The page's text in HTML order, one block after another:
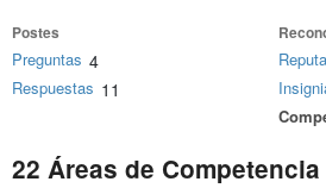
Postes
Preguntas 4
Respuestas 11
22 Áreas de Competencia